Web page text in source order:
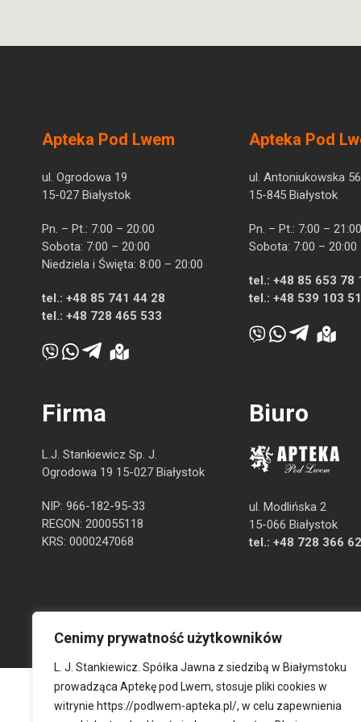
Cenimy prywatność użytkowników
L. J. Stankiewicz. Spółka Jawna z siedzibą w Białymstoku
prowadząca Aptekę pod Lwem, stosuje pliki cookies w
witrynie https://podlwem-apteka.pl/, w celu zapewnienia
Apteka Pod Lwem
ul. Ogrodowa 19
15-027 Białystok
Pn. – Pt.: 7:00 – 20:00
Sobota: 7:00 – 20:00
Niedziela i Święta: 8:00 – 20:00
tel.: +48 85 741 44 28
tel.: +48 728 465 533
Apteka Pod
ul. Antoniukowska 56
15-845 Białystok
Pn. – Pt.: 7:00 – 21:00
Sobota: 7:00 – 20:00
tel.: +48 85 653 78
tel.: +48 539 103
Firma
L.J. Stankiewicz Sp. J.
Ogrodowa 19 15-027 Białystok
NIP: 966-182-95-33
REGON: 200055118
KRS: 0000247068
Biuro
ul. Modlińska 2
15-066 Białystok
tel.: +48 728 366